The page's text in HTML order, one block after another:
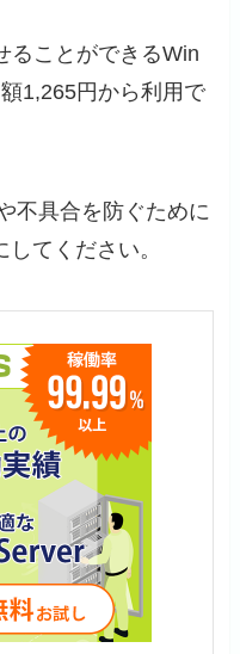
ることができるWin
1,265円から利用で
不具合を防ぐために
てください。